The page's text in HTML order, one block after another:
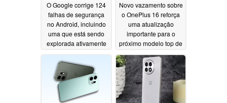
O Google corrige 124
falhas de segurança
no Android, incluindo
uma que está sendo
explorada ativamente
06/29/2026
Novo vazamento sobre
o OnePlus 16 reforça
uma atualização
importante para o
próximo modelo top de
06/29/2026